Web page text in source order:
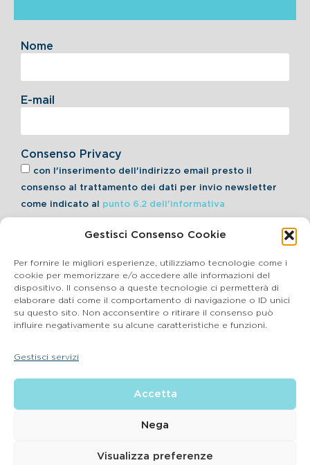
Gestisci Consenso Cookie
Per fornire le migliori esperienze, utilizziamo tecnologie come i
cookie per memorizzare e/o accedere alle informazioni del
dispositivo. Il consenso a queste tecnologie ci permetterà di
elaborare dati come il comportamento di navigazione o ID unici
su questo sito. Non acconsentire o ritirare il consenso può
influire negativamente su alcune caratteristiche e funzioni.
Gestisci servizi
Accetta
Nega
Visualizza preferenze
Consenso Privacy
con l'inserimento dell'indirizzo email presto il
consenso al trattamento dei dati per invio newsletter
come indicato al punto 6.2 dell'informativa
Nome
E-mail
Iscriviti alla Newsletter
Cookie Policy
P.IVA 03864990134 SDI:SUBM70N REA: BS – 602533 – Capitale
sociale deliberato 34,732.500, i.v. –
| Email: